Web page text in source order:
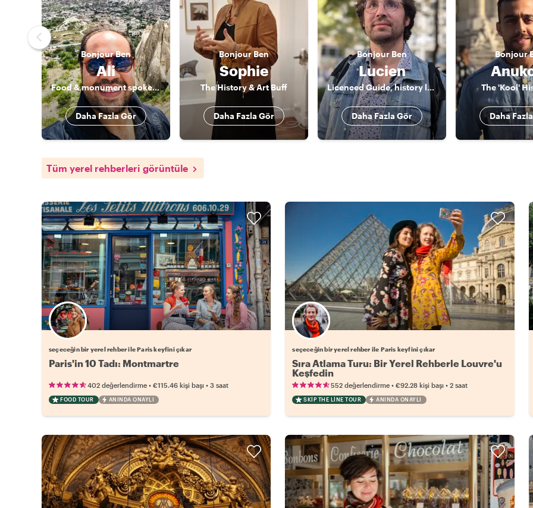
BonjourBen
Ali
Food & monument spokesman
Daha Fazla Gör
BonjourBen
Sophie
The History & Art Buff
Daha Fazla Gör
BonjourBen
Lucien
Licenced Guide, history lover and passionate revolutionary Parisian
Daha Fazla Gör
Bonjour
The 'Kool'
Daha
Tüm yerel rehberleri görüntüle
Favori yerel rehberini seç
seçeceğin bir yerel rehber ile Paris keyfini çıkar
Paris'in 10 Tadı: Montmartre
402 değerlendirme • €115.46 kişi başı • 3 saat
FOOD TOUR ANINDA ONAYLI
Favori yerel rehberini seç
seçeceğin bir yerel rehber ile Paris keyfini çıkar
Sıra Atlama Turu: Bir Yerel Rehberle Louvre'u
Keşfedin
552 değerlendirme •€92.28 kişi başı •2 saat
SKIP THE LINE TOUR ANINDA ONAYLI